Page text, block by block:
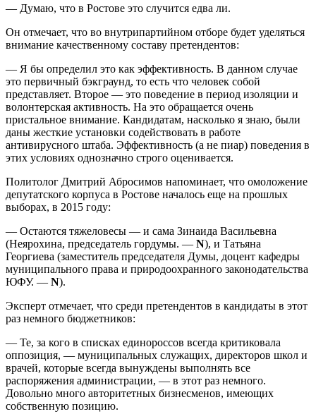
— Думаю, что в Ростове это случится едва ли.
Он отмечает, что во внутрипартийном отборе будет уделяться
внимание качественному составу претендентов:
— Я бы определил это как эффективность. В данном случае
это первичный бэкграунд, то есть что человек собой
представляет. Второе — это поведение в период изоляции и
волонтерская активность. На это обращается очень
пристальное внимание. Кандидатам, насколько я знаю, были
даны жесткие установки содействовать в работе
антивирусного штаба. Эффективность (а не пиар) поведения в
этих условиях однозначно строго оценивается.
Политолог Дмитрий Абросимов напоминает, что омоложение
депутатского корпуса в Ростове началось еще на прошлых
выборах, в 2015 году:
— Остаются тяжеловесы — и сама Зинаида Васильевна
(Неярохина, председатель гордумы. — N), и Татьяна
Георгиева (заместитель председателя Думы, доцент кафедры
муниципального права и природоохранного законодательства
ЮФУ. — N).
Эксперт отмечает, что среди претендентов в кандидаты в этот
раз немного бюджетников:
— Те, за кого в списках единороссов всегда критиковала
оппозиция, — муниципальных служащих, директоров школ и
врачей, которые всегда вынуждены выполнять все
распоряжения администрации, — в этот раз немного.
Довольно много авторитетных бизнесменов, имеющих
собственную позицию.